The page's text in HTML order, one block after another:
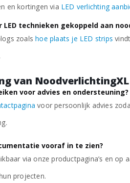
en kortingen via LED verlichting
technieken gekoppeld aan
zoalshoe plaats je LED strips
van NoodverlichtingXL
voor advies en ondersteuning?
voor persoonlijk advies
vooraf in te zien?
via onze productpagina’s en op
projecten.